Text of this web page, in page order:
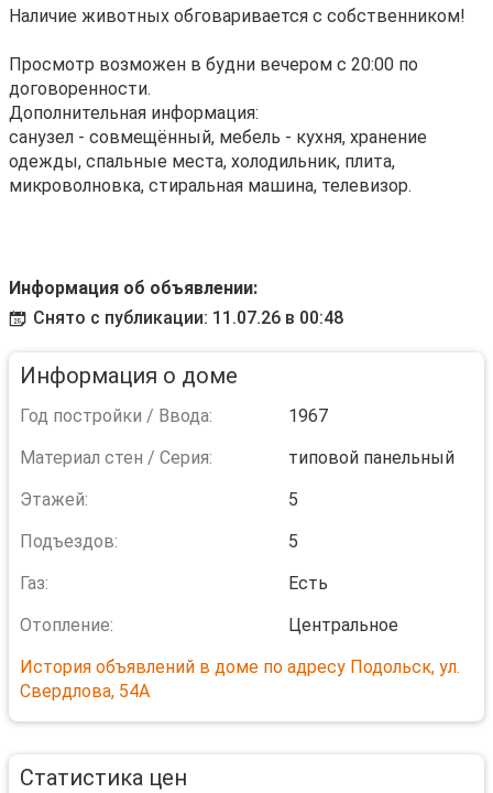
Наличие животных обговаривается с собственником!
Просмотр возможен в будни вечером с 20:00 по
договоренности.
Дополнительная информация:
санузел - совмещённый, мебель - кухня, хранение
одежды, спальные места, холодильник, плита,
микроволновка, стиральная машина, телевизор.
Информация об объявлении:
Снято с публикации: 11.07.26 в 00:48
Информация о доме
Год постройки / Ввода:
1967
Материал стен / Серия:
типовой панельный
Этажей:
5
Подъездов:
5
Газ:
Есть
Отопление:
Центральное
История объявлений в доме по адресу Подольск, ул.
Свердлова, 54А
Статистика цен